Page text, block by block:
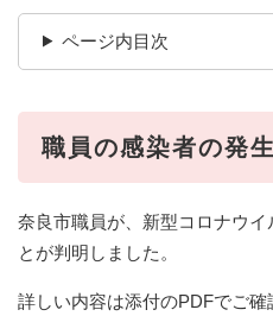
ページ内目次
職員の感染者の発生
奈良市職員が、新型コロナウ
とが判明しました。
詳しい内容は添付のPDFでご確